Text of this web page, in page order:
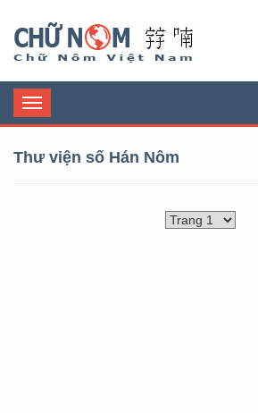
Toggle
navigation
Thư viện số Hán Nôm